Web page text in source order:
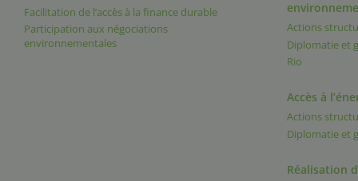
Facilitation de l’accès à la finance durable
Participation aux négociations
environnementales
Actions
Diplomatie et
Rio
Accès à
Actions
Diplomatie et
Réalisation